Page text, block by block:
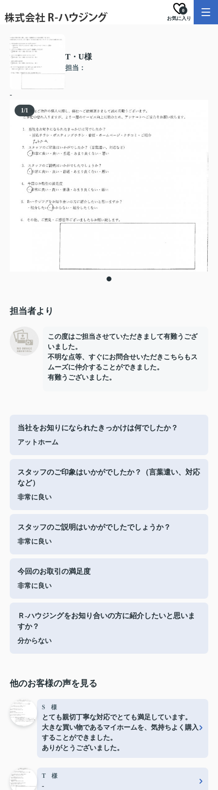
お気に入り
0
T・U様
担当：
-
1/1
担当者より
この度はご担当させていただきまして有難うござ
いました。
不明な点等、すぐにお問合せいただきこちらもス
ムーズに仲介することができました。
有難うございました。
当社をお知りになられたきっかけは何でしたか？
アットホーム
スタッフのご印象はいかがでしたか？（言葉遣い、対応
など）
非常に良い
スタッフのご説明はいかがでしたでしょうか？
非常に良い
今回のお取引の満足度
非常に良い
Ｒ-ハウジングをお知り合いの方に紹介したいと思いま
すか？
分からない
他のお客様の声を見る
S 様
とても親切丁寧な対応でとても満足しています。
大きな買い物であるマイホームを、気持ちよく購入
することができました。
ありがとうございました。
T 様
-